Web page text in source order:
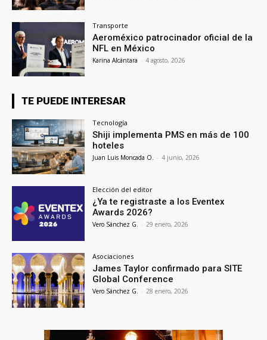
Transporte
Aeroméxico patrocinador oficial de la
NFL en México
Karina Alcántara - 4 agosto, 2026
TE PUEDE INTERESAR
Tecnología
Shiji implementa PMS en más de 100
hoteles
Juan Luis Moncada O. - 4 junio, 2026
Elección del editor
¿Ya te registraste a los Eventex
Awards 2026?
Vero Sánchez G. - 29 enero, 2026
Asociaciones
James Taylor confirmado para SITE
Global Conference
Vero Sánchez G. - 28 enero, 2026